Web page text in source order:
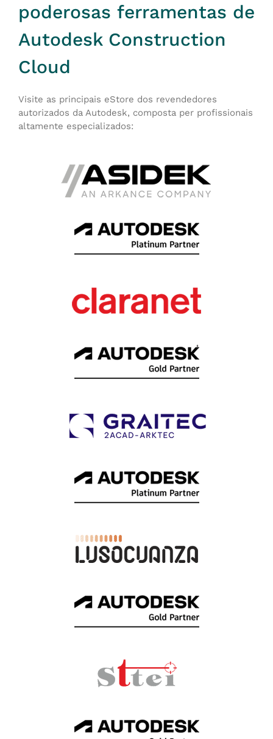
poderosas ferramentas de
Autodesk Construction
Cloud
Visite as principais eStore dos revendedores
autorizados da Autodesk, composta per profissionais
altamente especializados: